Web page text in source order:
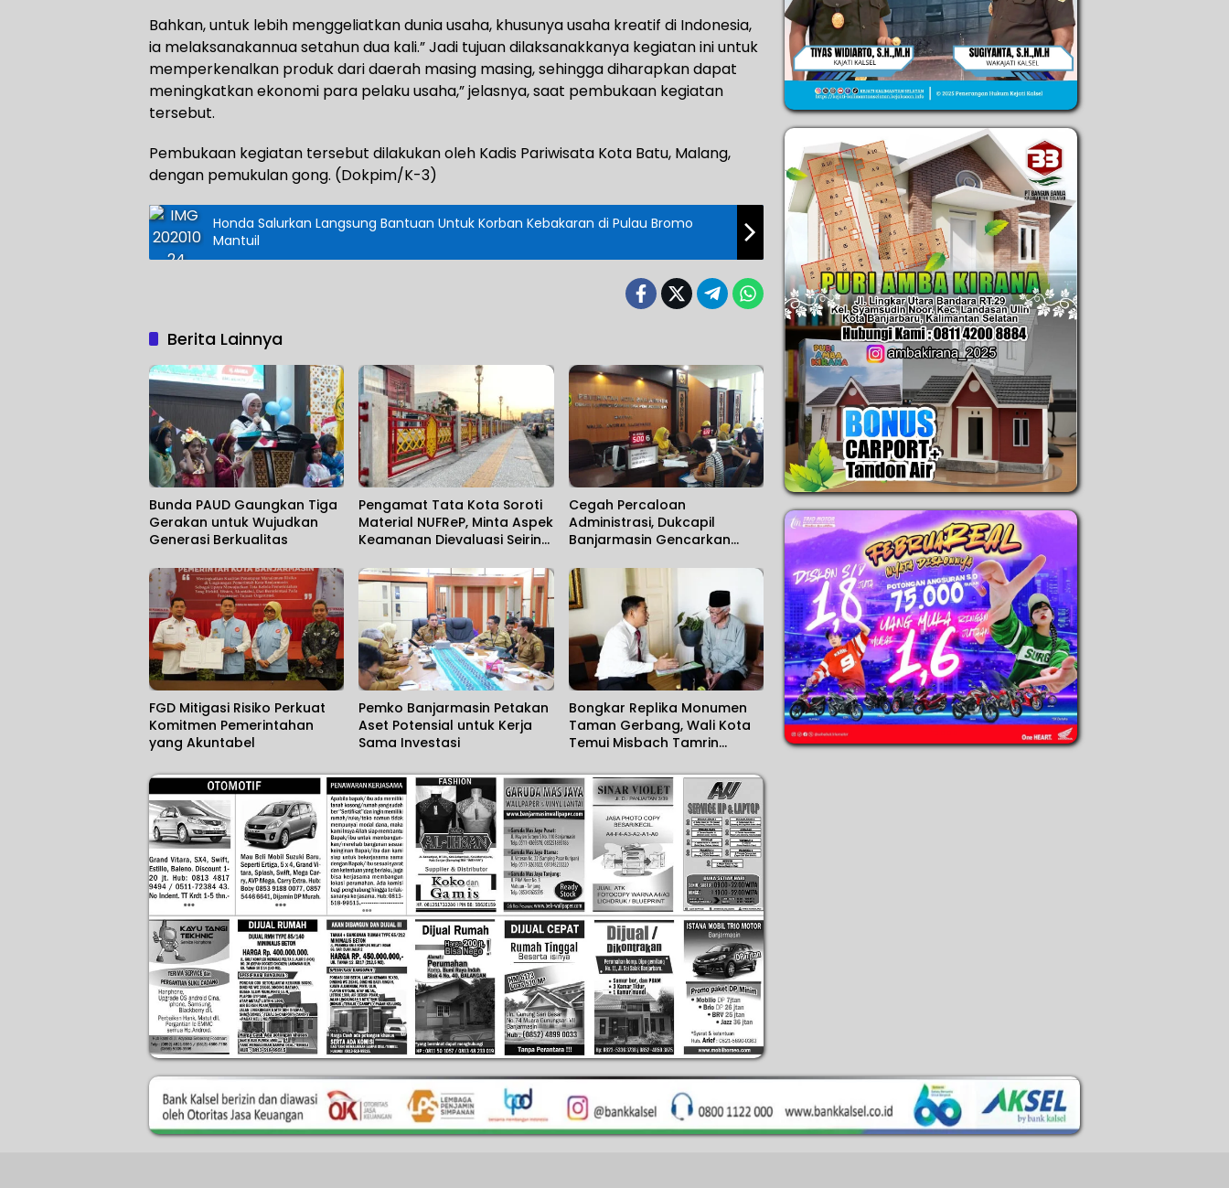
Bahkan, untuk lebih menggeliatkan dunia usaha, khusunya usaha kreatif di Indonesia,
ia melaksanakannua setahun dua kali.” Jadi tujuan dilaksanakkanya kegiatan ini untuk
memperkenalkan produk dari daerah masing masing, sehingga diharapkan dapat
meningkatkan ekonomi para pelaku usaha,” jelasnya, saat pembukaan kegiatan
tersebut.
Pembukaan kegiatan tersebut dilakukan oleh Kadis Pariwisata Kota Batu, Malang,
dengan pemukulan gong. (Dokpim/K-3)
Honda Salurkan Langsung Bantuan Untuk Korban Kebakaran di Pulau Bromo
Mantuil
Berita Lainnya
Bunda PAUD Gaungkan Tiga
Gerakan untuk Wujudkan
Generasi Berkualitas
Pengamat Tata Kota Soroti
Material NUFReP, Minta Aspek
Keamanan Dievaluasi Seiring
Umum
Cegah Percaloan
Administrasi, Dukcapil
Banjarmasin Gencarkan
Berurusan kepada
Masyarakat
FGD Mitigasi Risiko Perkuat
Komitmen Pemerintahan
yang Akuntabel
Pemko Banjarmasin Petakan
Aset Potensial untuk Kerja
Sama Investasi
Bongkar Replika Monumen
Taman Gerbang, Wali Kota
Temui Misbach Tamrin
Maaf